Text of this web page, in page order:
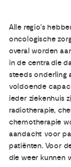
Over ons
Contact
Alle regio’s
oncologische
overal worden
in de centra die
steeds onderling
voldoende
ieder ziekenhuis
radiotherapie,
chemotherapie
aandacht voor
patiënten. Voor
die weer kunnen